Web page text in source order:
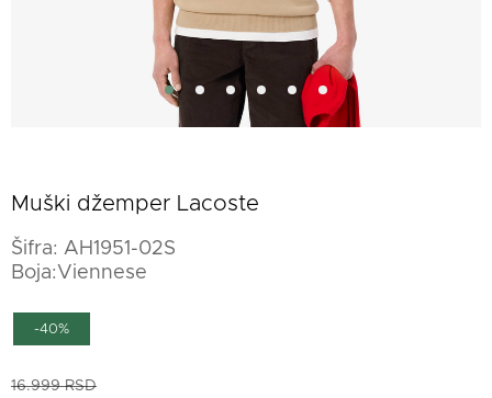
Muški džemper Lacoste
Šifra: AH1951-02S
Boja:Viennese
-40%
16.999 RSD